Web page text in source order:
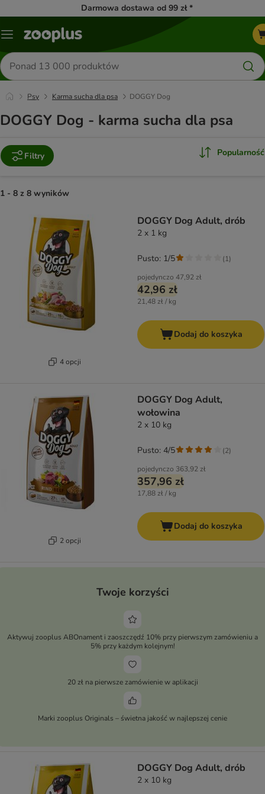
Darmowa dostawa od 99 zł *
Menu
Szukaj
produktów
Psy Karma sucha dla psa DOGGY Dog
DOGGY Dog - karma sucha dla psa
Filtry Popularność
1 - 8 z 8 wyników
4 opcji
DOGGY Dog Adult, drób
2 x 1 kg
pojedynczo 47,92 zł
42,96 zł
21,48 zł / kg
Pusto: 1/5 (1)
Dodaj do koszyka
2 opcji
DOGGY Dog Adult,
wołowina
2 x 10 kg
pojedynczo 363,92 zł
357,96 zł
17,88 zł / kg
Pusto: 4/5 (2)
Dodaj do koszyka
Twoje korzyści
Aktywuj zooplus ABOnament i zaoszczędź 10% przy pierwszym zamówieniu a
5% przy każdym kolejnym!
20 zł na pierwsze zamówienie w aplikacji
Marki zooplus Originals – świetna jakość w najlepszej cenie
DOGGY Dog Adult, drób
2 x 10 kg